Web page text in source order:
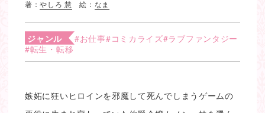
著：やしろ 慧 絵： なま
ジャンル #お仕事#コミカライズ#ラブファンタジー
#転生・転移
嫉妬に狂いヒロインを邪魔して死んでしまうゲームの